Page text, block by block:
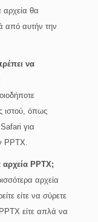
αρχεία θα
από αυτήν την
να
ιστού, όπως
για
PPTX.
PPTX;
αρχεία
είτε να σύρετε
είτε απλά να